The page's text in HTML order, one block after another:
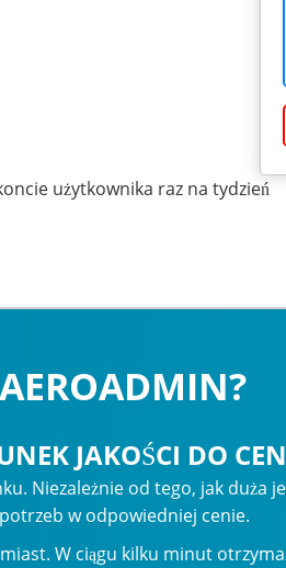
użytkownika raz na tydzień
JAKOŚCI DO
Niezależnie od tego, jak duża
w odpowiedniej cenie.
W ciągu kilku minut